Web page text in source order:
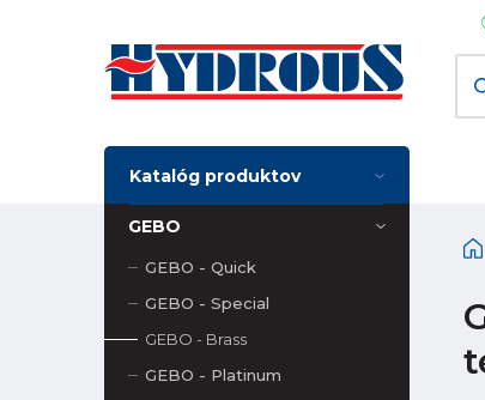
Katalóg produktov
GEBO
GEBO - Quick
GEBO - Special
GEBO - Brass
GEBO - Platinum